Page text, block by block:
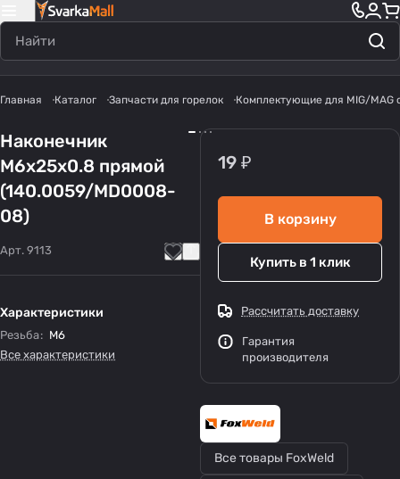
Главная Каталог Запчасти для горелок Комплектующие для MIG/MAG
Наконечник
М6х25х0.8 прямой
(140.0059/MD0008-
08)
Арт. 9113
Характеристики
Резьба: М6
Все характеристики
19 ₽
В корзину
Купить в 1 клик
Рассчитать доставку
Гарантия
производителя
Все товары FoxWeld